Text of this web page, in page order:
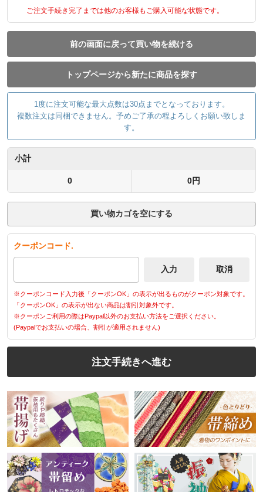
ご注文手続き完了までは他のお客様もご購入可能な状態です。
前の画面に戻って買い物を続ける
トップページから新たに商品を探す
1度に注文可能な最大点数は30点までとなっております。
複数注文は同梱できません。予めご了承の程よろしくお願い致しま
す。
小計
0 0円
買い物カゴを空にする
クーポンコード.
※クーポンコード入力後「クーポンOK」の表示が出るものがクーポン対象です。
「クーポンOK」の表示が出ない商品は割引対象外です。
※クーポンご利用の際はPaypal以外のお支払い方法をご選択ください。
(Paypalでお支払いの場合、割引が適用されません)
注文手続きへ進む